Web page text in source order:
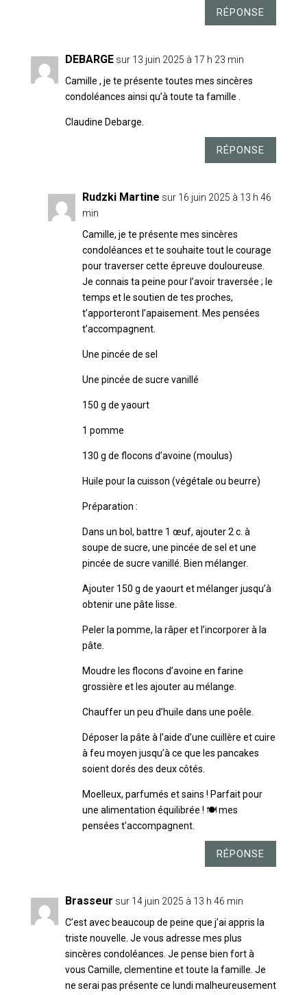
RÉPONSE
DEBARGE sur 13 juin 2025 à 17 h 23 min
Camille , je te présente toutes mes sincères
condoléances ainsi qu’à toute ta famille .
Claudine Debarge.
RÉPONSE
Rudzki Martine sur 16 juin 2025 à 13 h 46
min
Camille, je te présente mes sincères
condoléances et te souhaite tout le courage
pour traverser cette épreuve douloureuse.
Je connais ta peine pour l’avoir traversée ; le
temps et le soutien de tes proches,
t’apporteront l’apaisement. Mes pensées
t’accompagnent.
Une pincée de sel
Une pincée de sucre vanillé
150 g de yaourt
1 pomme
130 g de flocons d’avoine (moulus)
Huile pour la cuisson (végétale ou beurre)
Préparation :
Dans un bol, battre 1 œuf, ajouter 2 c. à
soupe de sucre, une pincée de sel et une
pincée de sucre vanillé. Bien mélanger.
Ajouter 150 g de yaourt et mélanger jusqu’à
obtenir une pâte lisse.
Peler la pomme, la râper et l’incorporer à la
pâte.
Moudre les flocons d’avoine en farine
grossière et les ajouter au mélange.
Chauffer un peu d’huile dans une poêle.
Déposer la pâte à l’aide d’une cuillère et cuire
à feu moyen jusqu’à ce que les pancakes
soient dorés des deux côtés.
Moelleux, parfumés et sains ! Parfait pour
une alimentation équilibrée ! 🍽️ mes
pensées t’accompagnent.
RÉPONSE
Brasseur sur 14 juin 2025 à 13 h 46 min
C’est avec beaucoup de peine que j’ai appris la
triste nouvelle. Je vous adresse mes plus
sincères condoléances. Je pense bien fort à
vous Camille, clementine et toute la famille. Je
ne serai pas présente ce lundi malheureusement